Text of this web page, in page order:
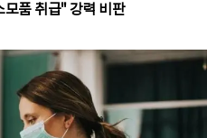
품 취급" 강력 비판